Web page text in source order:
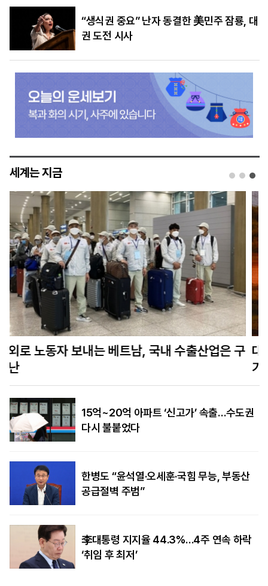
“생식권 중요” 난자 동결한 美민주 잠룡, 대
권 도전 시사
세계는 지금
대만, ‘드론 지옥’으로 中 침공 문턱 높인다…무인
기 월 10만대 생산
15억~20억 아파트 ‘신고가’ 속출…수도권
다시 불붙었다
한병도 “윤석열·오세훈·국힘 무능, 부동산
공급절벽 주범”
李대통령 지지율 44.3%…4주 연속 하락
‘취임 후 최저’